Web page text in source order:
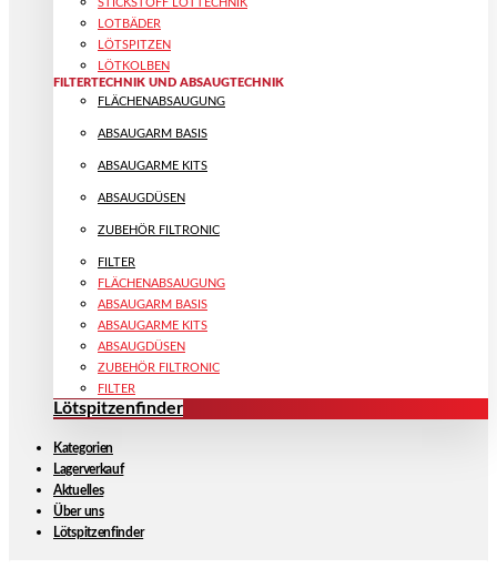
STICKSTOFF LÖTTECHNIK
LOTBÄDER
LÖTSPITZEN
LÖTKOLBEN
FILTERTECHNIK UND ABSAUGTECHNIK
FLÄCHENABSAUGUNG
ABSAUGARM BASIS
ABSAUGARME KITS
ABSAUGDÜSEN
ZUBEHÖR FILTRONIC
FILTER
FLÄCHENABSAUGUNG
ABSAUGARM BASIS
ABSAUGARME KITS
ABSAUGDÜSEN
ZUBEHÖR FILTRONIC
FILTER
Lötspitzenfinder
Kategorien
Lagerverkauf
Aktuelles
Über uns
Lötspitzenfinder